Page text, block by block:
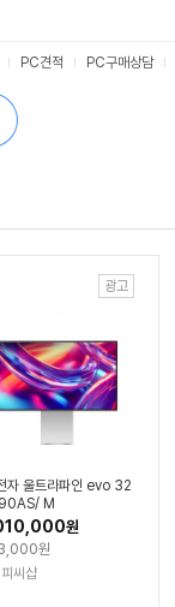
PC견적 PC구매상담
자 울트라파인 evo 32
M
원
원
씨샵